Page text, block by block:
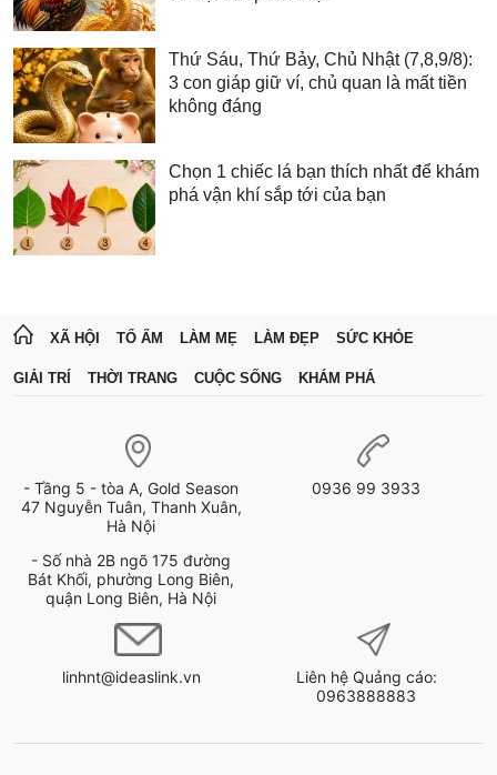
Thứ Sáu, Thứ Bảy, Chủ Nhật (7,8,9/8):
3 con giáp giữ ví, chủ quan là mất tiền
không đáng
Chọn 1 chiếc lá bạn thích nhất để khám
phá vận khí sắp tới của bạn
XÃ HỘI TỔ ẤM LÀM MẸ LÀM ĐẸP SỨC KHỎE
GIẢI TRÍ THỜI TRANG CUỘC SỐNG KHÁM PHÁ
- Tầng 5 - tòa A, Gold Season
47 Nguyễn Tuân, Thanh Xuân,
Hà Nội
- Số nhà 2B ngõ 175 đường
Bát Khối, phường Long Biên,
quận Long Biên, Hà Nội
0936 99 3933
linhnt@ideaslink.vn
Liên hệ Quảng cáo:
0963888883